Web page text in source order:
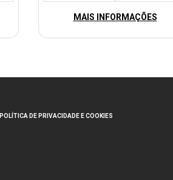
MAIS INFORMAÇÕES
POLÍTICA DE PRIVACIDADE E COOKIES